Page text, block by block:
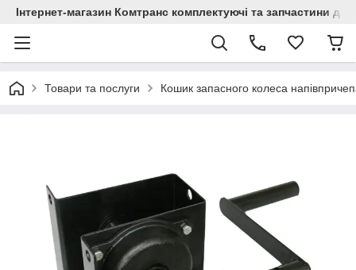
Інтернет-магазин Комтранс комплектуючі та запчастини
Товари та послуги Кошик запасного колеса